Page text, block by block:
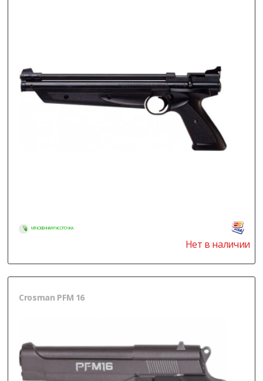
МГНОВЕННАЯ РАССРОЧКА
Нет в наличии
Crosman PFM 16